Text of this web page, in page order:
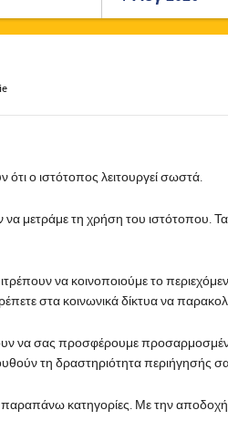
ότι ο ιστότοπος λειτουργεί σωστά.
μετράμε τη χρήση του ιστότοπου.
να κοινοποιούμε το
στα κοινωνικά δίκτυα να
να σας προσφέρουμε
τη δραστηριότητα περιήγησής
κατηγορίες. Με την